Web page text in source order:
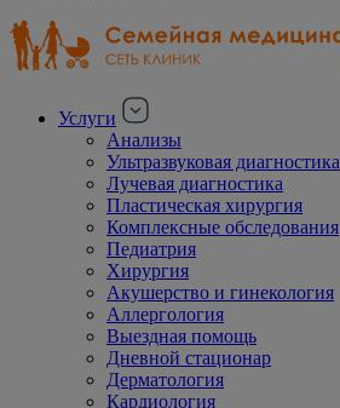
Услуги
Анализы
Ультразвуковая диагностика
Лучевая диагностика
Пластическая хирургия
Комплексные обследования
Педиатрия
Хирургия
Акушерство и гинекология
Аллергология
Выездная помощь
Дневной стационар
Дерматология
Кардиология